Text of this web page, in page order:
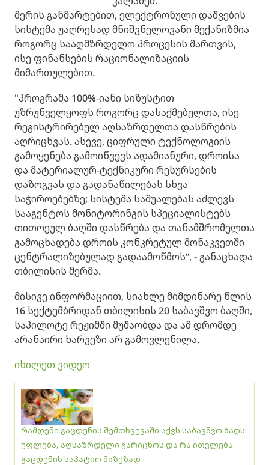
მერის განმარტებით, ელექტრონული დაშვების
სისტემა უაღრესად მნიშვნელოვანი მექანიზმია
როგორც სააღმზრდელო პროცესის მართვის,
ისე ფინანსების რაციონალიზაციის
მიმართულებით.
"პროგრამა 100%-იანი სიზუსტით
უზრუნველყოფს როგორც დასაქმებულთა, ისე
რეგისტრირებულ აღსაზრდელთა დასწრების
აღრიცხვას. ასევე, ციფრული ტექნოლოგიის
გამოყენება გამოიწვევს ადამიანური, დროისა
და მატერიალურ-ტექნიკური რესურსების
დაზოგვას და გადანაწილებას სხვა
საჭიროებებზე; სისტემა საშუალებას აძლევს
სააგენტოს მონიტორინგის სპეციალისტებს
თითოეულ ბაღში დასწრება და თანამშრომელთა
გამოცხადება დროის კონკრეტულ მონაკვეთში
ცენტრალიზებულად გადაამოწმოს“, - განაცხადა
თბილისის მერმა.
მისივე ინფორმაციით, სიახლე მიმდინარე წლის
16 სექტემბრიდან თბილისის 20 საბავშვო ბაღში,
საპილოტე რეჟიმში მუშაობდა და ამ დრომდე
არანაირი ხარვეზი არ გამოვლენილა.
იხილეთ ვიდეო
რამდენი გაცდენის შემთხვევაში აქვს საბავშვო ბაღს
უფლება, აღსაზრდელი გარიცხოს და რა ითვლება
გაცდენის საპატიო მიზეზად